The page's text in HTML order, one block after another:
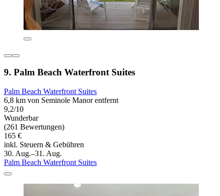
9. Palm Beach Waterfront Suites
Palm Beach Waterfront Suites
6,8 km von Seminole Manor entfernt
9,2/10
Wunderbar
(261 Bewertungen)
165 €
inkl. Steuern & Gebühren
30. Aug.–31. Aug.
Palm Beach Waterfront Suites